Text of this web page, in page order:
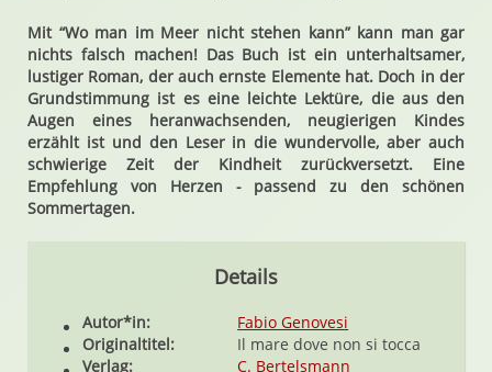
Mit “Wo man im Meer nicht stehen kann” kann man gar
nichts falsch machen! Das Buch ist ein unterhaltsamer,
lustiger Roman, der auch ernste Elemente hat. Doch in der
Grundstimmung ist es eine leichte Lektüre, die aus den
Augen eines heranwachsenden, neugierigen Kindes
erzählt ist und den Leser in die wundervolle, aber auch
schwierige Zeit der Kindheit zurückversetzt. Eine
Empfehlung von Herzen - passend zu den schönen
Sommertagen.
Details
Autor*in:
Fabio Genovesi
Originaltitel:
Il mare dove non si tocca
Verlag:
C. Bertelsmann